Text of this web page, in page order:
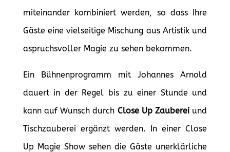
miteinander kombiniert werden, so dass Ihre
Gäste eine vielseitige Mischung aus Artistik und
aspruchsvoller Magie zu sehen bekommen.
Ein Bühnenprogramm mit Johannes Arnold
dauert in der Regel bis zu einer Stunde und
kann auf Wunsch durch Close Up Zauberei und
Tischzauberei ergänzt werden. In einer Close
Up Magie Show sehen die Gäste unerklärliche